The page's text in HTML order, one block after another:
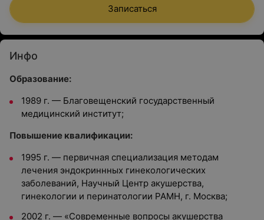
Записаться
Инфо
Образование:
1989 г. — Благовещенский государственный
медицинский институт;
Повышение квалификации:
1995 г. — первичная специализация методам
лечения эндокриннных гинекологических
заболеваний, Научный Центр акушерства,
гинекологии и перинатологии РАМН, г. Москва;
2002 г. — «Современные вопросы акушерства